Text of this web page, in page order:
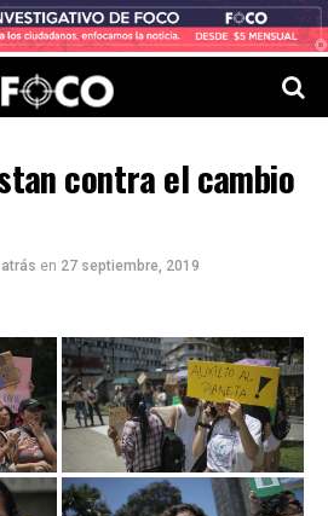
contra el cambio
en 27 septiembre, 2019